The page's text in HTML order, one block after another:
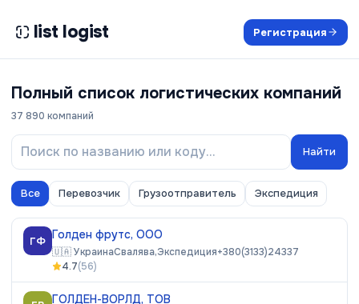
list logist Регистрация
Полный список логистических компаний
37 890 компаний
Найти
Все Перевозчик Грузоотправитель Экспедиция
ГФ Голден фрутс, ООО
🇺🇦УкраинаСвалява,Экспедиция+380(3133)24337
4.7(56)
ГОЛДЕН-ВОРЛД, ТОВ